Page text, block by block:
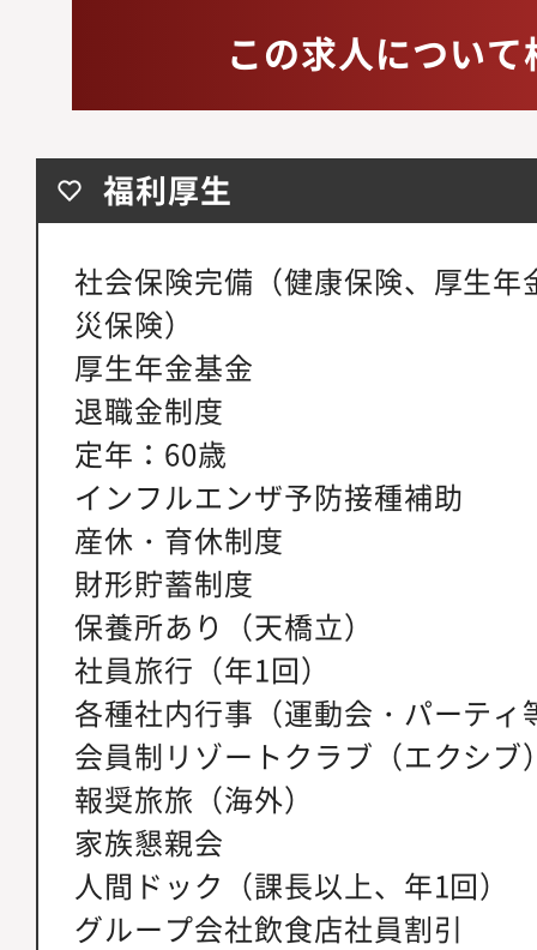
この求人につい
福利厚生
社会保険完備（健康保険、厚生
災保険）
厚生年金基金
退職金制度
定年：60歳
インフルエンザ予防接種補助
産休・育休制度
財形貯蓄制度
保養所あり（天橋立）
社員旅行（年1回）
各種社内行事（運動会・パーティ
会員制リゾートクラブ（エクシブ
報奨旅旅（海外）
家族懇親会
人間ドック（課長以上、年1回）
グループ会社飲食店社員割引